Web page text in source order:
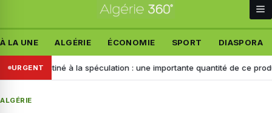
À LA UNE ALGÉRIE ÉCONOMIE SPORT DIASPORA
URGENTà la spéculation : une importante quantité de ce produit saisie
ALGÉRIE